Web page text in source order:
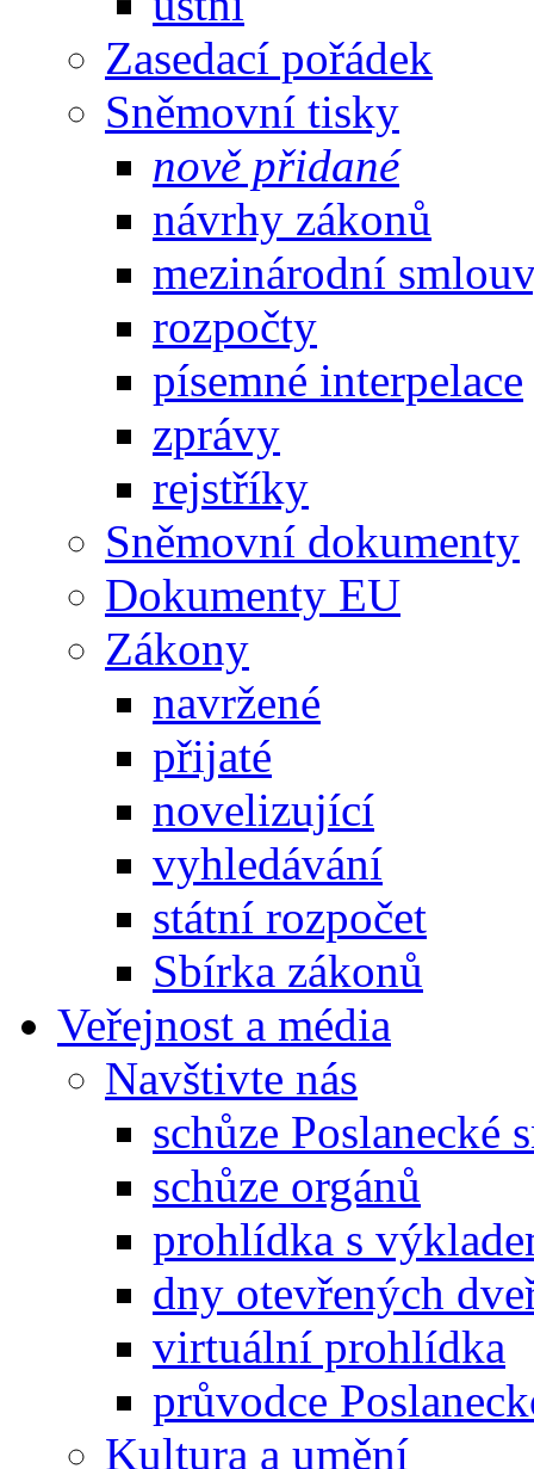
Zasedací pořádek
Sněmovní tisky
nově přidané
návrhy zákonů
mezinárodní
rozpočty
písemné interpelace
zprávy
rejstříky
Sněmovní dokumenty
Dokumenty EU
Zákony
navržené
přijaté
novelizující
vyhledávání
státní rozpočet
Sbírka zákonů
Veřejnost a média
Navštivte nás
schůze Poslanecké
schůze orgánů
prohlídka s
dny otevřených
virtuální prohlídka
průvodce
Kultura a umění